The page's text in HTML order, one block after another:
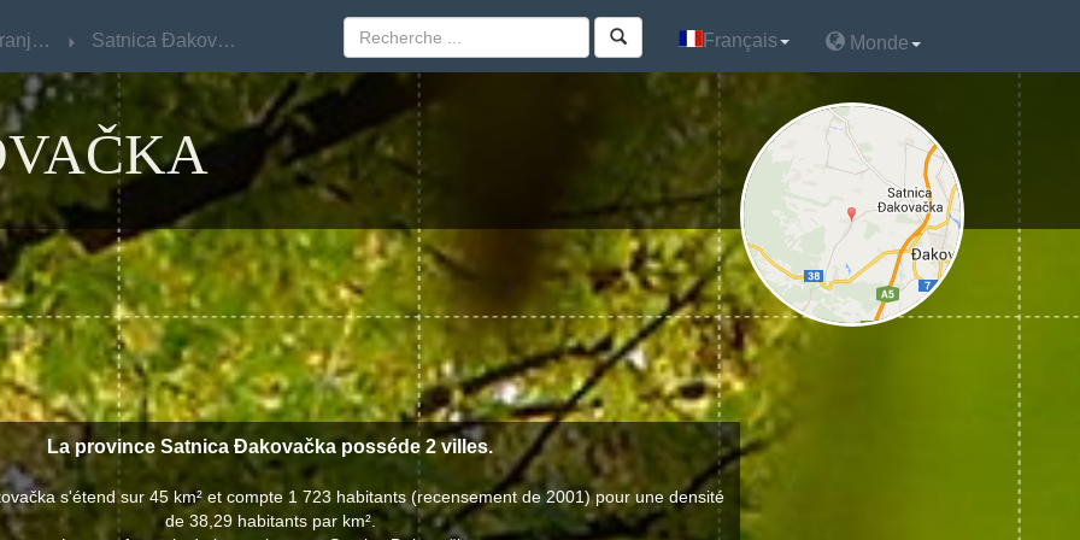
Osječko-Baranjska Satnica Đakovačka Français Monde
La province Satnica Đakovačka posséde 2 villes.
s'étend sur 45 km² et compte 1 723 habitants (recensement de 2001) pour une densité
de 38,29 habitants par km².
Osječko-Baranjska Satnica Đakovačka Français Monde